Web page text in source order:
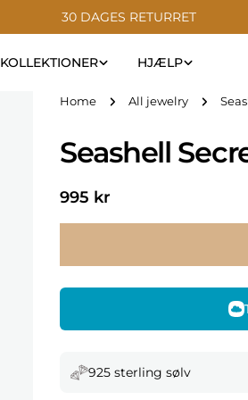
30 DAGES RETURRET
KOLLEKTIONER HJÆLP
Home All jewelry
Seashell
Regular
price
995 kr
925 sterling sølv